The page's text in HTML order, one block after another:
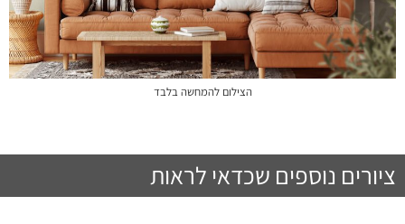
הצילום להמחשה בלבד
ציורים נוספים שכדאי לראות